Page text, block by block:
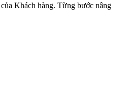
Khách hàng. Từng bước nâng